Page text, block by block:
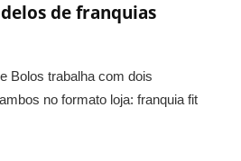
de franquias
Bolos trabalha com dois
no formato loja: franquia fit